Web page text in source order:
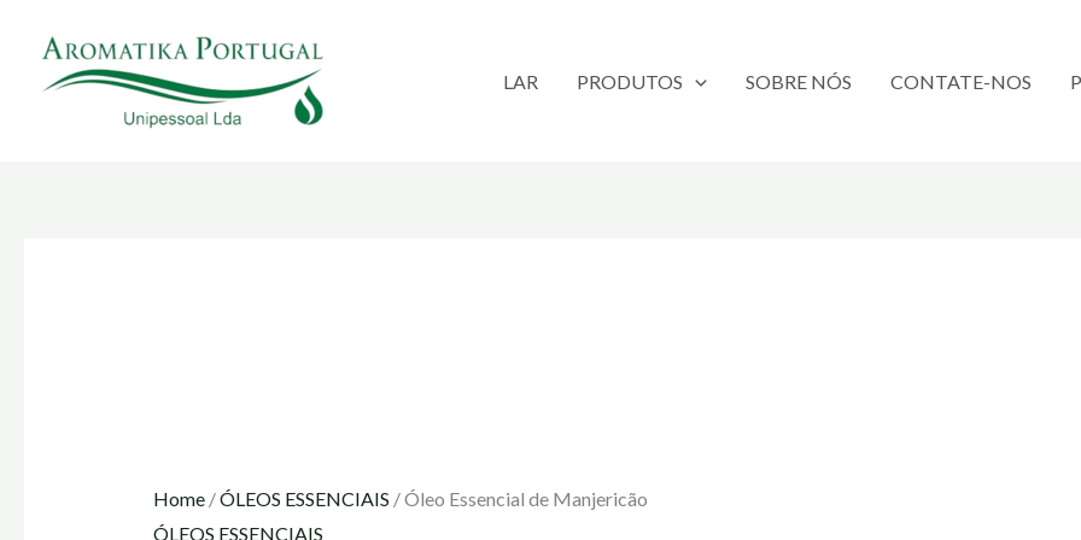
content
LAR PRODUTOS SOBRE NÓS CONTATE-NOS
Home/ÓLEOS ESSENCIAIS / Óleo Essencial de Manjericão
ÓLEOS ESSENCIAIS